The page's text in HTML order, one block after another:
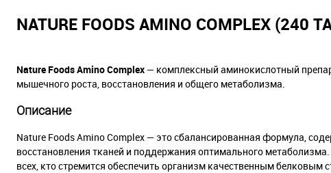
NATURE FOODS AMINO COMPLEX (240
Nature Foods Amino Complex — комплексный аминокислотный
мышечного роста, восстановления и общего метаболизма.
Описание
Nature Foods Amino Complex — это сбалансированная формула,
восстановления тканей и поддержания оптимального
всех, кто стремится обеспечить организм качественным белковым